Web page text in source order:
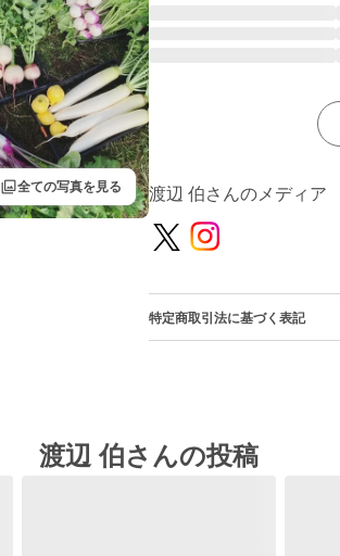
filter全ての写真を見る 渡辺 伯さんのメディア
特定商取引法に基づく表記
渡辺 伯さんの投稿